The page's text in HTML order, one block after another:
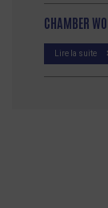
CHAMBER
Lire la suite